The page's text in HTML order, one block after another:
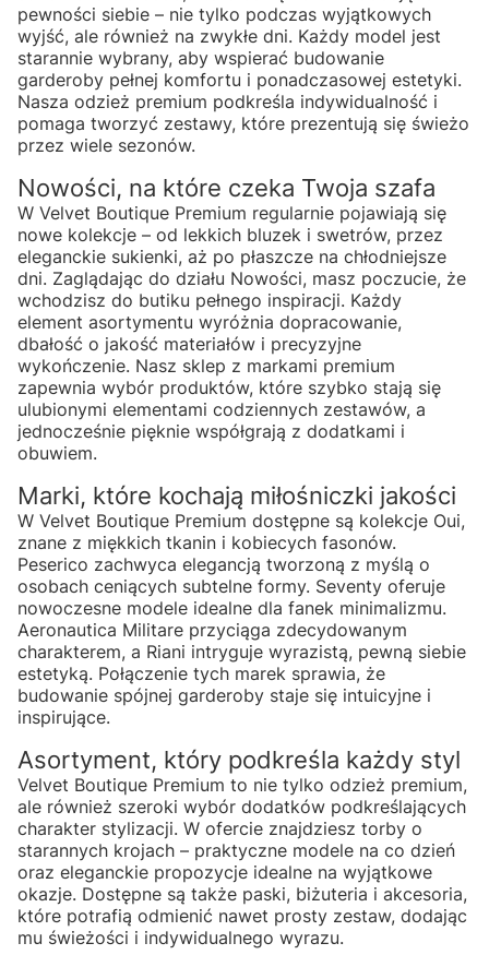
pewności siebie – nie tylko podczas wyjątkowych
wyjść, ale również na zwykłe dni. Każdy model jest
starannie wybrany, aby wspierać budowanie
garderoby pełnej komfortu i ponadczasowej estetyki.
Nasza odzież premium podkreśla indywidualność i
pomaga tworzyć zestawy, które prezentują się świeżo
przez wiele sezonów.
Nowości, na które czeka Twoja szafa
W Velvet Boutique Premium regularnie pojawiają się
nowe kolekcje – od lekkich bluzek i swetrów, przez
eleganckie sukienki, aż po płaszcze na chłodniejsze
dni. Zaglądając do działu Nowości, masz poczucie, że
wchodzisz do butiku pełnego inspiracji. Każdy
element asortymentu wyróżnia dopracowanie,
dbałość o jakość materiałów i precyzyjne
wykończenie. Nasz sklep z markami premium
zapewnia wybór produktów, które szybko stają się
ulubionymi elementami codziennych zestawów, a
jednocześnie pięknie współgrają z dodatkami i
obuwiem.
Marki, które kochają miłośniczki jakości
W Velvet Boutique Premium dostępne są kolekcje Oui,
znane z miękkich tkanin i kobiecych fasonów.
Peserico zachwyca elegancją tworzoną z myślą o
osobach ceniących subtelne formy. Seventy oferuje
nowoczesne modele idealne dla fanek minimalizmu.
Aeronautica Militare przyciąga zdecydowanym
charakterem, a Riani intryguje wyrazistą, pewną siebie
estetyką. Połączenie tych marek sprawia, że
budowanie spójnej garderoby staje się intuicyjne i
inspirujące.
Asortyment, który podkreśla każdy styl
Velvet Boutique Premium to nie tylko odzież premium,
ale również szeroki wybór dodatków podkreślających
charakter stylizacji. W ofercie znajdziesz torby o
starannych krojach – praktyczne modele na co dzień
oraz eleganckie propozycje idealne na wyjątkowe
okazje. Dostępne są także paski, biżuteria i akcesoria,
które potrafią odmienić nawet prosty zestaw, dodając
mu świeżości i indywidualnego wyrazu.